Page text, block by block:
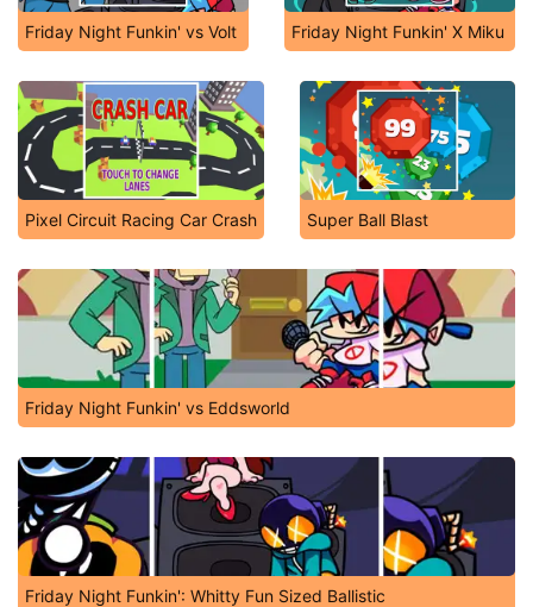
Friday Night Funkin' vs Volt Friday Night Funkin' X Miku
Pixel Circuit Racing Car Crash Super Ball Blast
Friday Night Funkin' vs Eddsworld
Friday Night Funkin': Whitty Fun Sized Ballistic